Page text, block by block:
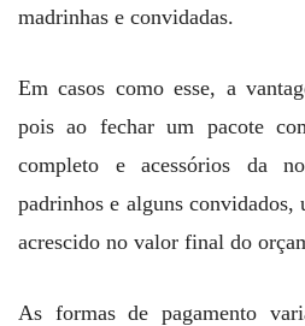
madrinhas e convidadas.
Em casos como esse, a
pois ao fechar um pacote
completo e acessórios da
padrinhos e alguns convidados,
acrescido no valor final do
As formas de pagamento